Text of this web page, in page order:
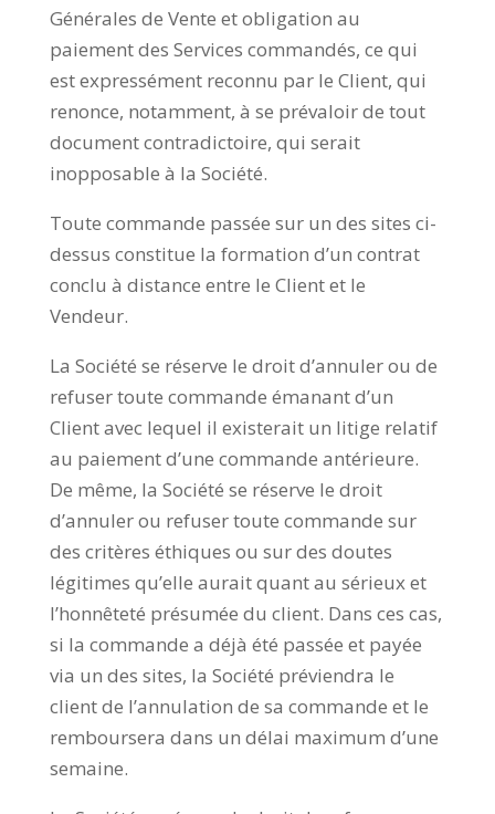
Générales de Vente et obligation au
paiement des Services commandés, ce qui
est expressément reconnu par le Client, qui
renonce, notamment, à se prévaloir de tout
document contradictoire, qui serait
inopposable à la Société.
Toute commande passée sur un des sites ci-
dessus constitue la formation d’un contrat
conclu à distance entre le Client et le
Vendeur.
La Société se réserve le droit d’annuler ou de
refuser toute commande émanant d’un
Client avec lequel il existerait un litige relatif
au paiement d’une commande antérieure.
De même, la Société se réserve le droit
d’annuler ou refuser toute commande sur
des critères éthiques ou sur des doutes
légitimes qu’elle aurait quant au sérieux et
l’honnêteté présumée du client. Dans ces cas,
si la commande a déjà été passée et payée
via un des sites, la Société préviendra le
client de l’annulation de sa commande et le
remboursera dans un délai maximum d’une
semaine.